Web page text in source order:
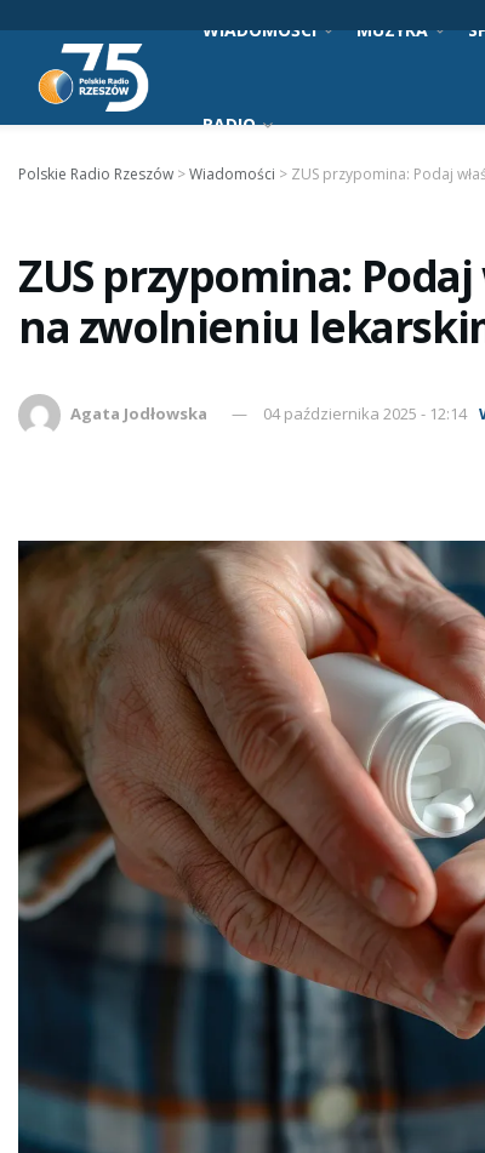
WIADOMOŚCI MUZYKA
RADIO
Polskie Radio Rzeszów >Wiadomości > ZUS przypomina: Podaj
ZUS przypomina:
na zwolnieniu
Agata Jodłowska 04 października 2025 - 12:14